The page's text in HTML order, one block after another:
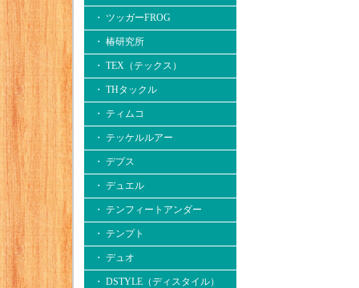
・ ツッガーFROG
・ 椿研究所
・ TEX（テックス）
・ THタックル
・ ティムコ
・ テッケルルアー
・ デプス
・ デュエル
・ テンフィートアンダー
・ テンプト
・ デュオ
・ DSTYLE（ディスタイル）